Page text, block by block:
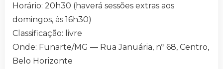
Horário: 20h30 (haverá sessões extras aos
domingos, às 16h30)
Classificação: livre
Onde: Funarte/MG — Rua Januária, nº 68, Centro,
Belo Horizonte